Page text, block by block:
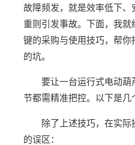
故障频发，就是效率低下、
重则引发事故。下面，我
键的采购与使用技巧，帮
的坑。
要让一台运行式电动葫
节都需精准把控。以下是几
除了上述技巧，在实
的误区：